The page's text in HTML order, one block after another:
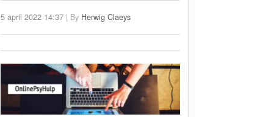
5 april 2022 14:37 | By Herwig Claeys